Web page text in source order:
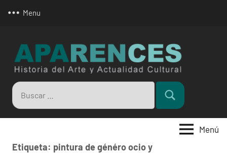
Menu
Buscar:
Buscar
Menú
Etiqueta: pintura de généro ocio y